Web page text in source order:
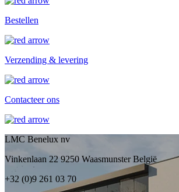
Bestellen
Verzending & levering
Contacteer ons
LMC Benelux nv
Vinkenlaan 22 9250 Waasmunster België
+32 (0)9 261 03 70